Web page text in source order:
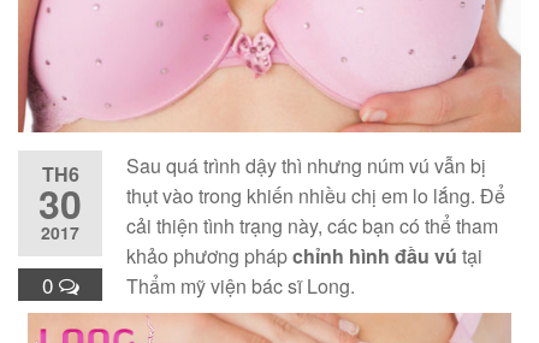
TH6
30
2017
0
Sau quá trình dậy thì nhưng núm vú vẫn bị
thụt vào trong khiến nhiều chị em lo lắng. Để
cải thiện tình trạng này, các bạn có thể tham
khảo phương phápchỉnh hình đầu vú tại
Thẩm mỹ viện bác sĩ Long.